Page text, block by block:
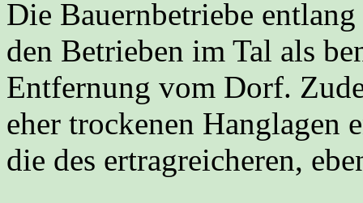
Die Bauernbetriebe
den Betrieben im Tal als
Entfernung vom Dorf.
eher trockenen Hanglagen
die des ertragreicheren,